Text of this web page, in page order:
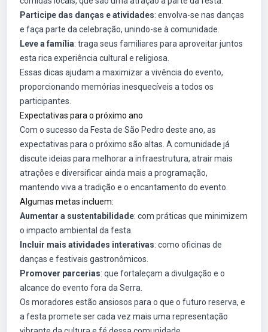
Participe das danças e atividades: envolva-se nas danças
e faça parte da celebração, unindo-se à comunidade.
Leve a família: traga seus familiares para aproveitar juntos
esta rica experiência cultural e religiosa.
Essas dicas ajudam a maximizar a vivência do evento,
proporcionando memórias inesquecíveis a todos os
participantes.
Expectativas para o próximo ano
Com o sucesso da Festa de São Pedro deste ano, as
expectativas para o próximo são altas. A comunidade já
discute ideias para melhorar a infraestrutura, atrair mais
atrações e diversificar ainda mais a programação,
mantendo viva a tradição e o encantamento do evento.
Algumas metas incluem:
Aumentar a sustentabilidade: com práticas que minimizem
o impacto ambiental da festa.
Incluir mais atividades interativas: como oficinas de
danças e festivais gastronômicos.
Promover parcerias: que fortaleçam a divulgação e o
alcance do evento fora da Serra.
Os moradores estão ansiosos para o que o futuro reserva, e
a festa promete ser cada vez mais uma representação